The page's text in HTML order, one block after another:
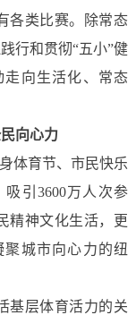
类比赛。除常态
行和贯彻“五小”健
向生活化、常态
向心力
体育节、市民快乐
引3600万人次参
精神文化生活，更
城市向心力的纽
层体育活力的关